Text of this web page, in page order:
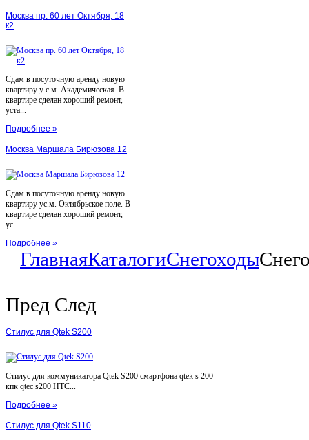
Москва пр. 60 лет Октября, 18
к2
Сдам в посуточную аренду новую
квартиру у с.м. Академическая. В
квартире сделан хороший ремонт,
уста...
Подробнее »
Москва Маршала Бирюзова 12
Сдам в посуточную аренду новую
квартиру ус.м. Октябрьское поле. В
квартире сделан хороший ремонт,
ус...
Подробнее »
ГлавнаяКаталогиСнегоходы
Пред След
Стилус для Qtek S200
Стилус для коммуникатора Qtek S200 смартфона qtek s 200
кпк qtec s200 HTC...
Подробнее »
Стилус для Qtek S110